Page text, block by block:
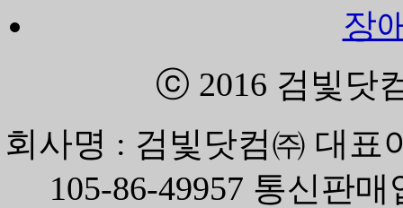
장
ⓒ 2016 검빛닷
회사명 : 검빛닷컴㈜ 대표
105-86-49957 통신판